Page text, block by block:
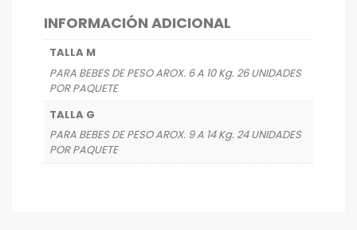
INFORMACIÓN ADICIONAL
TALLA M
PARA BEBES DE PESO AROX. 6 A 10 Kg. 26 UNIDADES
POR PAQUETE
TALLA G
PARA BEBES DE PESO AROX. 9 A 14 Kg. 24 UNIDADES
POR PAQUETE